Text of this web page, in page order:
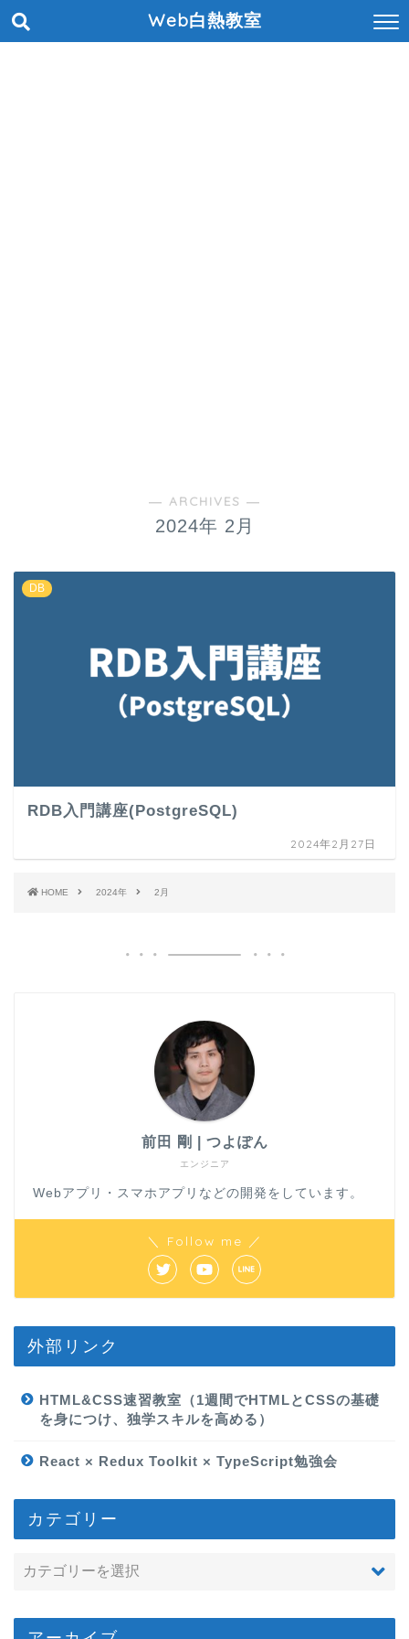
Web白熱教室
― ARCHIVES ―
2024年 2月
DB
RDB入門講座(PostgreSQL)
2024年2月27日
HOME 2024年 2月
エンジニア
前田 剛 | つよぽん
Webアプリ・スマホアプリなどの開発をしています。
＼ Follow me ／
外部リンク
HTML&CSS速習教室（1週間でHTMLとCSSの基礎
を身につけ、独学スキルを高める）
React × Redux Toolkit × TypeScript勉強会
カテゴリー